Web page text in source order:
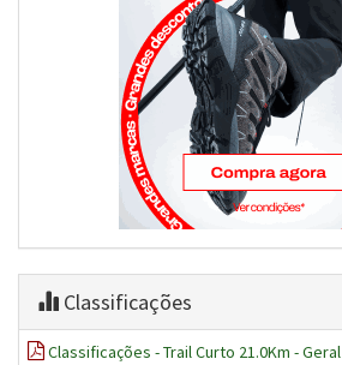
Classificações
Classificações - Trail Curto 21.0Km - Geral